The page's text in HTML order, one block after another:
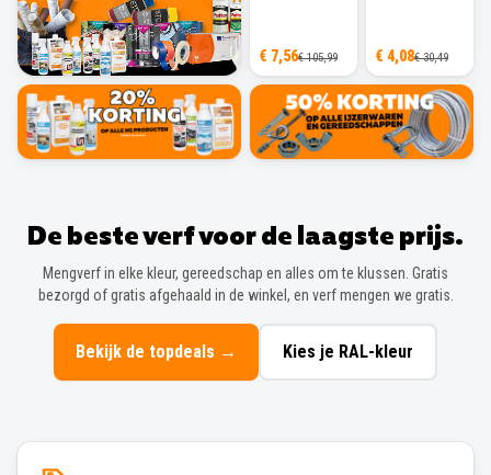
€ 7,56€ 105,99 € 4,08€ 30,49
De beste verf voor de laagste prijs.
Mengverf in elke kleur, gereedschap en alles om te klussen. Gratis
bezorgd of gratis afgehaald in de winkel, en verf mengen we gratis.
Bekijk de topdeals → Kies je RAL-kleur